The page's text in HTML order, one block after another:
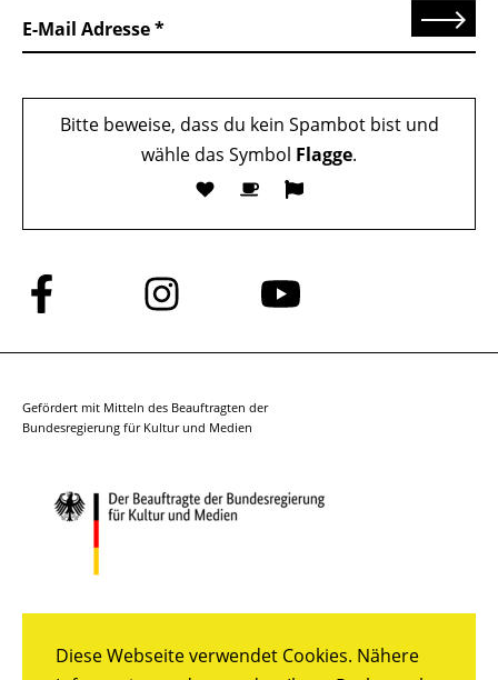
Diese Webseite verwendet Cookies. Nähere
E-Mail Adresse Senden
Bitte beweise, dass du kein Spambot bist und
wähle das Symbol Flagge.
Folge
uns
auf
Folge
uns
auf
Folge
auf
Gefördert mit Mitteln des Beauftragten der
Bundesregierung für Kultur und Medien